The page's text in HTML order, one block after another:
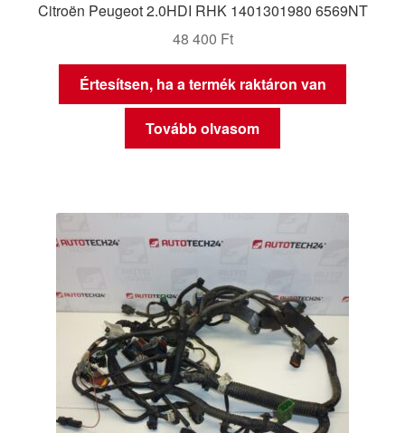
Citroën Peugeot 2.0HDI RHK 1401301980 6569NT
48 400 Ft
Értesítsen, ha a termék raktáron van
Tovább olvasom